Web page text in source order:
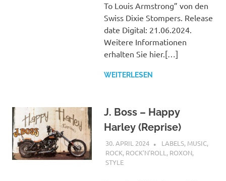
To Louis Armstrong” von den
Swiss Dixie Stompers. Release
date Digital: 21.06.2024.
Weitere Informationen
erhalten Sie hier.[…]
WEITERLESEN
J. Boss – Happy
Harley (Reprise)
30. APRIL 2024 STEFANBRAUN
LABELS, MUSIC,
ROCK, ROCK'N'ROLL , ROXON,
STYLE